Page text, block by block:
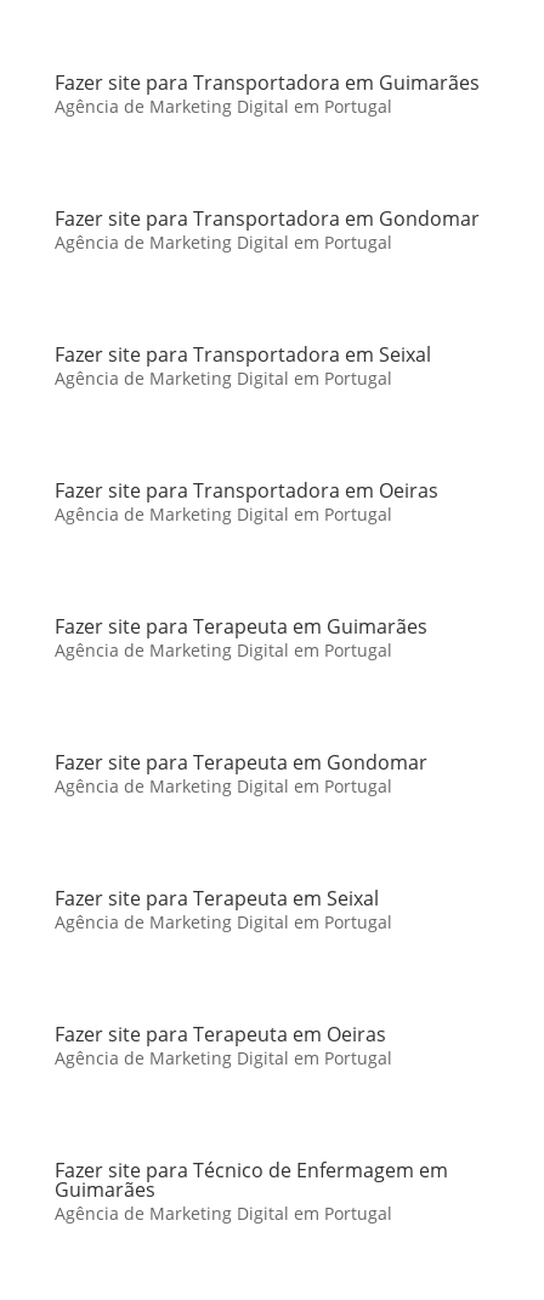
Fazer site para Transportadora em Guimarães
Agência de Marketing Digital em Portugal
Fazer site para Transportadora em Gondomar
Agência de Marketing Digital em Portugal
Fazer site para Transportadora em Seixal
Agência de Marketing Digital em Portugal
Fazer site para Transportadora em Oeiras
Agência de Marketing Digital em Portugal
Fazer site para Terapeuta em Guimarães
Agência de Marketing Digital em Portugal
Fazer site para Terapeuta em Gondomar
Agência de Marketing Digital em Portugal
Fazer site para Terapeuta em Seixal
Agência de Marketing Digital em Portugal
Fazer site para Terapeuta em Oeiras
Agência de Marketing Digital em Portugal
Fazer site para Técnico de Enfermagem em
Guimarães
Agência de Marketing Digital em Portugal